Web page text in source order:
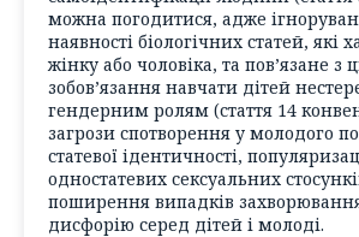
можна погодитися, адже
наявності біологічних статей, які
жінку або чоловіка, та пов’язане з
зобов’язання навчати дітей
гендерним ролям (стаття 14
загрози спотворення у молодого
статевої ідентичності,
одностатевих сексуальних
поширення випадків
дисфорію серед дітей і молоді.